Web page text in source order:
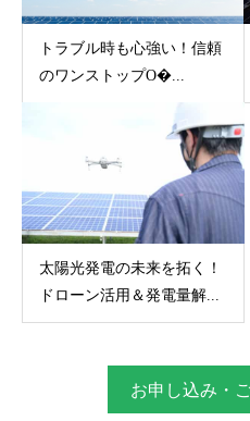
トラブル時も心強い！信頼
のワンストップO�...
太陽光発電の未来を拓く！
ドローン活用＆発電量解...
お申し込み・